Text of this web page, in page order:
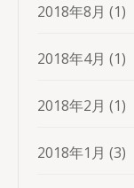
2018年8月 (1)
2018年4月 (1)
2018年2月 (1)
2018年1月 (3)